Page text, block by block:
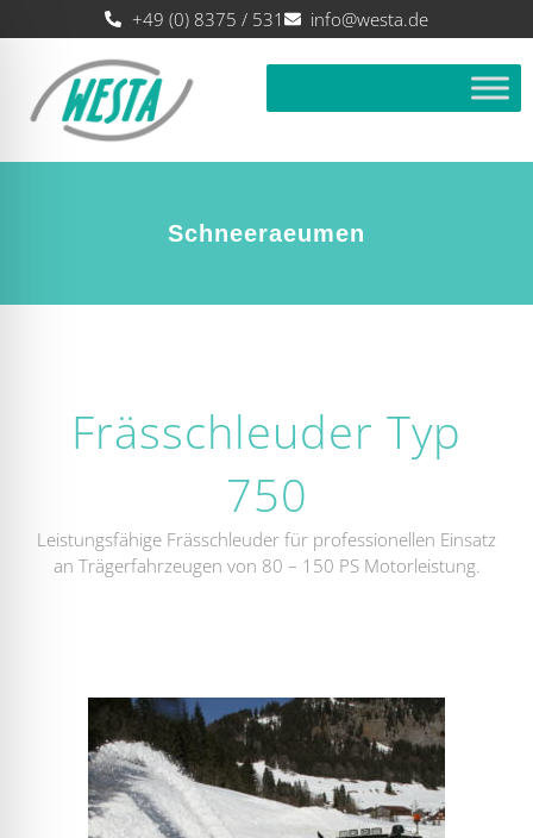
+49 (0) 8375 / 531 info@westa.de
Schneeraeumen
Frässchleuder Typ
750
Leistungsfähige Frässchleuder für professionellen Einsatz
an Trägerfahrzeugen von 80 – 150 PS Motorleistung.